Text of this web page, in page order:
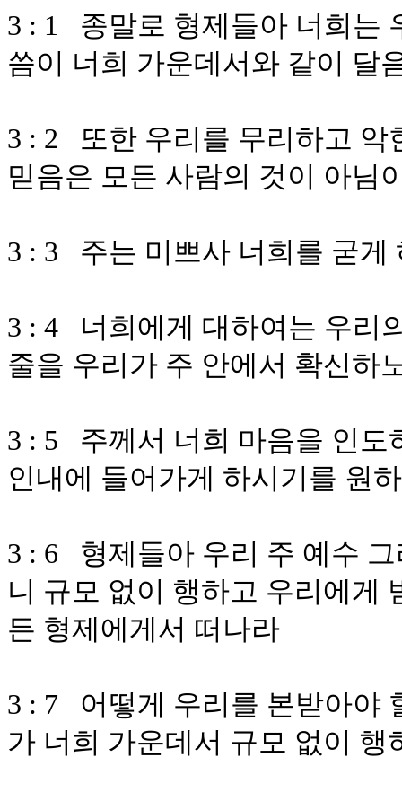
3 : 1 종말로 형제들아 너희는
씀이 너희 가운데서와 같이 달
3 : 2 또한 우리를 무리하고 악
믿음은 모든 사람의 것이 아님
3 : 3 주는 미쁘사 너희를 굳게
3 : 4 너희에게 대하여는 우리
줄을 우리가 주 안에서 확신하
3 : 5 주께서 너희 마음을 인도
인내에 들어가게 하시기를 원
3 : 6 형제들아 우리 주 예수
니 규모 없이 행하고 우리에게
든 형제에게서 떠나라
3 : 7 어떻게 우리를 본받아야
가 너희 가운데서 규모 없이 행